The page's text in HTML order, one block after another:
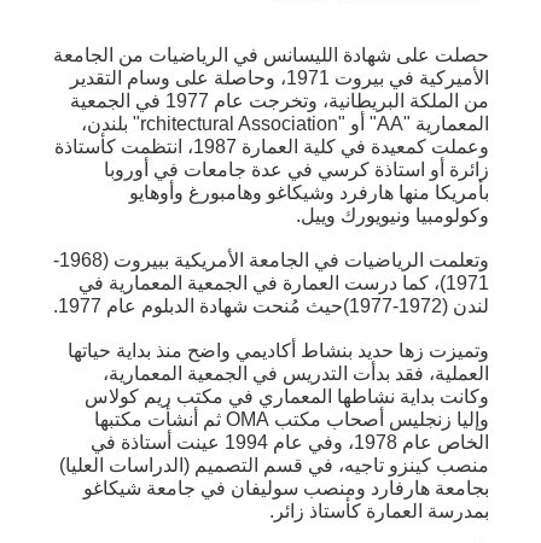
حصلت على شهادة الليسانس في الرياضيات من الجامعة
الأميركية في بيروت 1971، وحاصلة على وسام التقدير
من الملكة البريطانية، وتخرجت عام 1977 في الجمعية
المعمارية "AA" أو "rchitectural Association" بلندن،
وعملت كمعيدة في كلية العمارة 1987، انتظمت كأستاذة
زائرة أو استاذة كرسي في عدة جامعات في أوروبا
بأمريكا منها هارفرد وشيكاغو وهامبورغ وأوهايو
وكولومبيا ونيويورك وييل.
وتعلمت الرياضيات في الجامعة الأمريكية ببيروت (1968-
1971)، كما درست العمارة في الجمعية المعمارية في
لندن (1972-1977)حيث مُنحت شهادة الدبلوم عام 1977.
وتميزت زها حديد بنشاط أكاديمي واضح منذ بداية حياتها
العملية، فقد بدأت التدريس في الجمعية المعمارية،
وكانت بداية نشاطها المعماري في مكتب ريم كولاس
وإليا زنجليس أصحاب مكتب OMA ثم أنشأت مكتبها
الخاص عام 1978، وفي عام 1994 عينت أستاذة في
منصب كينزو تاجيه، في قسم التصميم (الدراسات العليا)
بجامعة هارفارد ومنصب سوليفان في جامعة شيكاغو
بمدرسة العمارة كأستاذ زائر.